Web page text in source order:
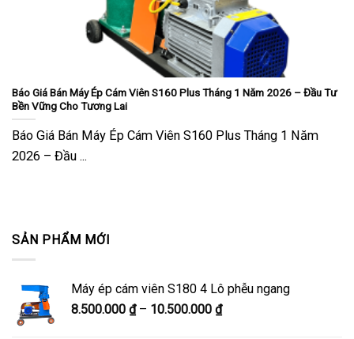
SẢN PHẨM MỚI
Máy ép cám viên S180 4 Lô phễu ngang
8.500.000 ₫ – 10.500.000 ₫Khoảng
Báo Giá Bán Máy Ép Cám Viên S160 Plus Tháng 1 Năm 2026 – Đầu Tư
Bền Vững Cho Tương Lai
Báo Giá Bán Máy Ép Cám Viên S160 Plus Tháng 1 Năm
2026 – Đầu ...